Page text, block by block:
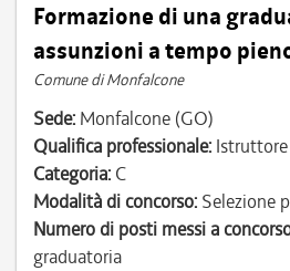
Formazione di una
assunzioni a tempo
Comune di Monfalcone
Sede: Monfalcone (GO)
Qualifica professionale:
Categoria: C
Modalità di concorso: Selezione
Numero di posti messi a
graduatoria